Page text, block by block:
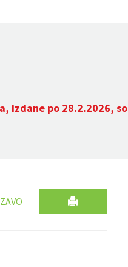
izdane po 28.2.2026, so